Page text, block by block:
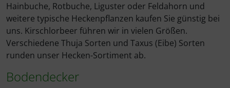
Hainbuche, Rotbuche, Liguster oder Feldahorn und
weitere typische Heckenpflanzen kaufen Sie günstig bei
uns. Kirschlorbeer führen wir in vielen Größen.
Verschiedene Thuja Sorten und Taxus (Eibe) Sorten
runden unser Hecken-Sortiment ab.
Bodendecker